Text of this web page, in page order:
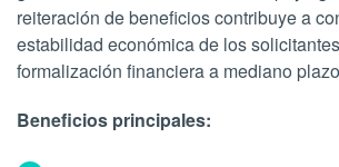
reiteración de beneficios contribuye a
estabilidad económica de los
formalización financiera a mediano
Beneficios principales: